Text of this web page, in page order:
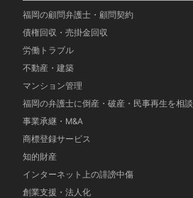
福岡の顧問弁護士・顧問契約
債権回収・売掛金回収
労働トラブル
不動産・建築
マンション管理
福岡の弁護士に倒産・破産・民事再生を相談
事業承継・M&A
商標登録サービス
知的財産
インターネット上の誹謗中傷
創業支援・法人化